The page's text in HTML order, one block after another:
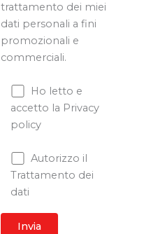
trattamento dei miei
dati personali a fini
promozionali e
commerciali.
Ho letto e
accetto la Privacy
policy
Autorizzo il
Trattamento dei
dati